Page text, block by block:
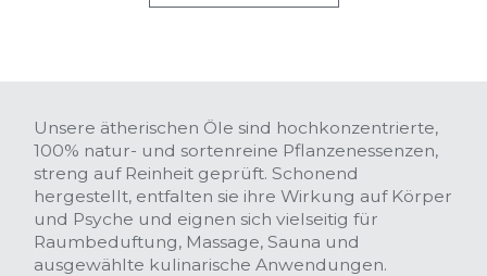
sortenreine Pflanzenessenzen
Unsere ätherischen Öle sind hochkonzentrierte,
100% natur- und sortenreine Pflanzenessenzen,
streng auf Reinheit geprüft. Schonend
hergestellt, entfalten sie ihre Wirkung auf Körper
und Psyche und eignen sich vielseitig für
Raumbeduftung, Massage, Sauna und
ausgewählte kulinarische Anwendungen.